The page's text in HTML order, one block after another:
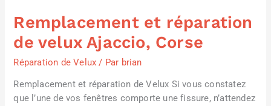
Remplacement et réparation
de velux Ajaccio, Corse
Réparation de Velux / Par brian
Remplacement et réparation de Velux Si vous constatez
que l’une de vos fenêtres comporte une fissure, n’attendez